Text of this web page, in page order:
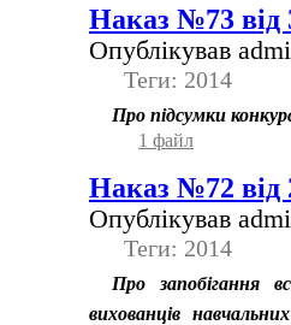
Наказ №73 від
Опублікував
Теги: 2014
Про підсумки
1 файл
Наказ №72 від
Опублікував
Теги: 2014
Про запобігання
вихованців